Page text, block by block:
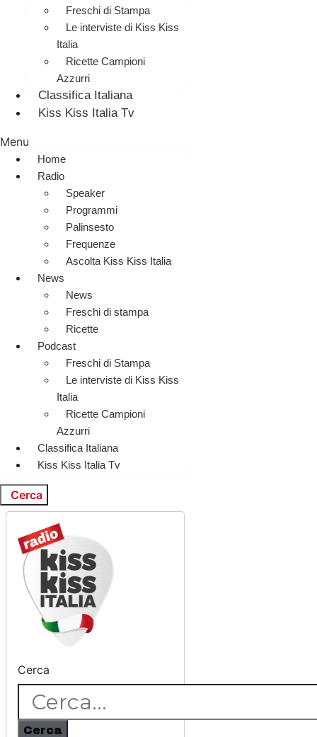
Freschi di Stampa
Le interviste di Kiss Kiss
Italia
Ricette Campioni
Azzurri
Classifica Italiana
Kiss Kiss Italia Tv
Menu
Home
Radio
Speaker
Programmi
Palinsesto
Frequenze
Ascolta Kiss Kiss Italia
News
News
Freschi di stampa
Ricette
Podcast
Freschi di Stampa
Le interviste di Kiss Kiss
Italia
Ricette Campioni
Azzurri
Classifica Italiana
Kiss Kiss Italia Tv
Cerca
Cerca
Cerca